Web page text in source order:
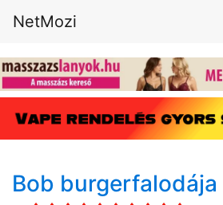
NetMozi
Bob burgerfalodája